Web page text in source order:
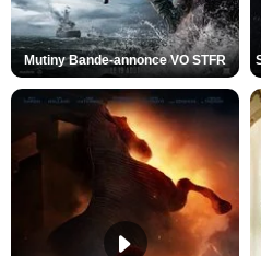
Mutiny Bande-annonce VO STFR